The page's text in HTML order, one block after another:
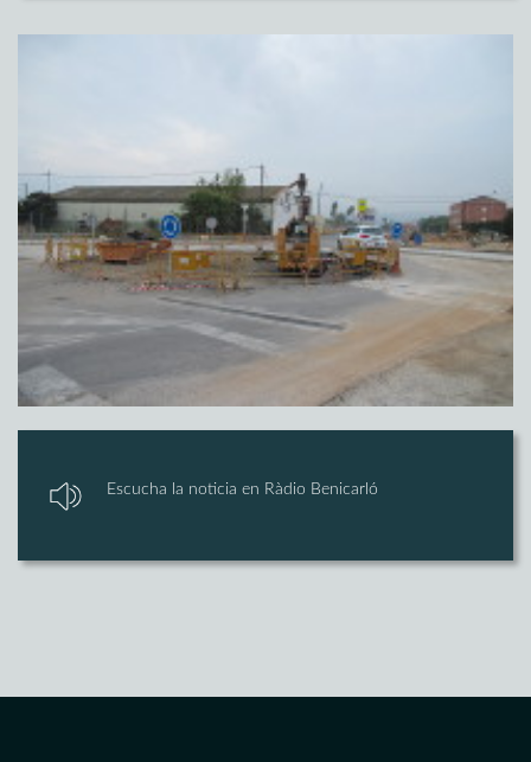
Escucha la noticia en Ràdio Benicarló